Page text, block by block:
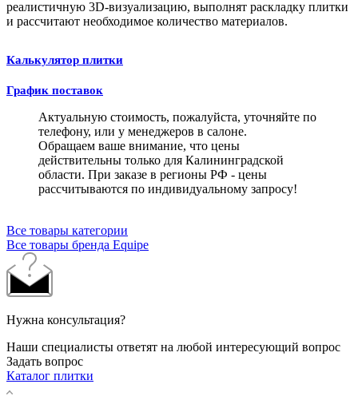
реалистичную 3D-визуализацию, выполнят раскладку плитки
и рассчитают необходимое количество материалов.
Калькулятор плитки
График поставок
Актуальную стоимость, пожалуйста, уточняйте по
телефону, или у менеджеров в салоне.
Обращаем ваше внимание, что цены
действительны только для Калининградской
области. При заказе в регионы РФ - цены
рассчитываются по индивидуальному запросу!
Все товары категории
Все товары бренда Equipe
Нужна консультация?
Наши специалисты ответят на любой интересующий вопрос
Задать вопрос
Каталог плитки